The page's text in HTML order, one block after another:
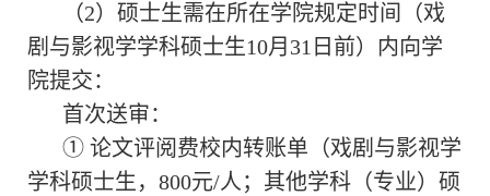
（2）硕士生需在所在学院规定时间（戏
剧与影视学学科硕士生10月31日前）内向学
院提交：
首次送审：
① 论文评阅费校内转账单（戏剧与影视学
学科硕士生， 800元/人；其他学科（专业）硕